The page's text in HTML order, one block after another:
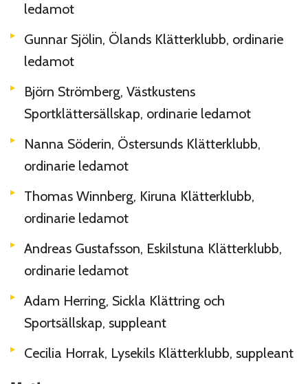
ledamot
Gunnar Sjölin, Ölands Klätterklubb, ordinarie
ledamot
Björn Strömberg, Västkustens
Sportklättersällskap, ordinarie ledamot
Nanna Söderin, Östersunds Klätterklubb,
ordinarie ledamot
Thomas Winnberg, Kiruna Klätterklubb,
ordinarie ledamot
Andreas Gustafsson, Eskilstuna Klätterklubb,
ordinarie ledamot
Adam Herring, Sickla Klättring och
Sportsällskap, suppleant
Cecilia Horrak, Lysekils Klätterklubb, suppleant